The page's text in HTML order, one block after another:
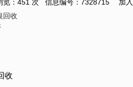
：451 次 信息编号：7328715
加
回收
收